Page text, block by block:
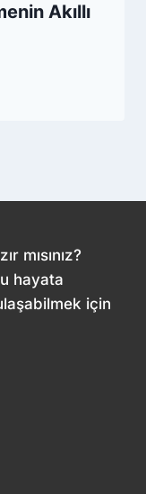
Akıllı
mısınız?
hayata
için